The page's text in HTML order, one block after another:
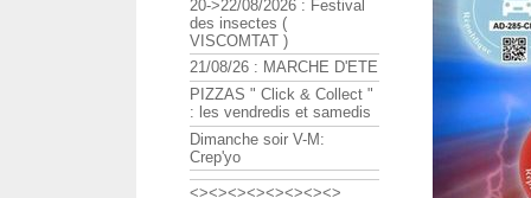
20->22/08/2026 : Festival
des insectes (
VISCOMTAT )
21/08/26 : MARCHE D'ETE
PIZZAS " Click & Collect "
: les vendredis et samedis
Dimanche soir V-M:
Crep'yo
<><><><><><><><>